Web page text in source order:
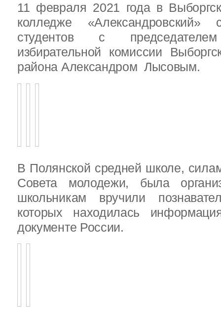
11 февраля 2021 года в
колледже «Александровский»
студентов с председателем
избирательной комиссии
района Александром Лысовым.
В Полянской средней школе,
Совета молодежи, была
школьникам вручили
которых находилась
документе России.